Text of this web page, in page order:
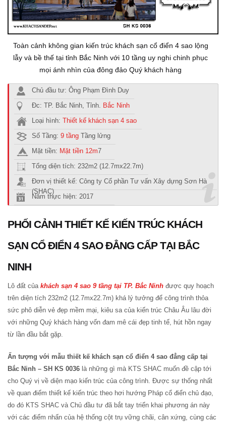
Toàn cảnh không gian kiến trúc khách sạn cổ điển 4 sao lộng
lẫy và bề thế tại tỉnh Bắc Ninh với 10 tầng uy nghi chinh phục
mọi ánh nhìn của đông đảo Quý khách hàng
Chủ đầu tư: Ông Phạm Đình Duy
Đc: TP. Bắc Ninh, Tỉnh. Bắc Ninh
Loại hình: Thiết kế khách sạn 4 sao
Số Tầng: 9 tầng Tầng lửng
Mặt tiền: Mặt tiền 12m7
Tổng diện tích: 232m2 (12.7mx22.7m)
Đơn vị thiết kế: Công ty Cổ phần Tư vấn Xây dựng Sơn Hà
(SHAC)
Năm thực hiện: 2017
PHỐI CẢNH THIẾT KẾ KIẾN TRÚC KHÁCH
SẠN CỔ ĐIỂN 4 SAO ĐẲNG CẤP TẠI BẮC
NINH
Lô đất của khách sạn 4 sao 9 tầng tại TP. Bắc Ninh được quy hoạch
trên diện tích 232m2 (12.7mx22.7m) khá lý tưởng để công trình thỏa
sức phô diễn vẻ đẹp mềm mại, kiêu sa của kiến trúc Châu Âu lâu đời
với những Quý khách hàng vốn đam mê cái đẹp tinh tế, hút hồn ngay
từ lần đầu bắt gặp.
Ấn tượng với mẫu thiết kế khách sạn cổ điển 4 sao đẳng cấp tại
Bắc Ninh – SH KS 0036 là những gì mà KTS SHAC muốn đề cập tới
cho Quý vị về diện mạo kiến trúc của công trình. Được sự thống nhất
về quan điểm thiết kế kiến trúc theo hơi hướng Pháp cổ điển chủ đạo,
do đó KTS SHAC và Chủ đầu tư đã bắt tay triển khai phương án này
với các điểm nhấn của hệ thống cột trụ vững chãi, cân xứng, cùng các